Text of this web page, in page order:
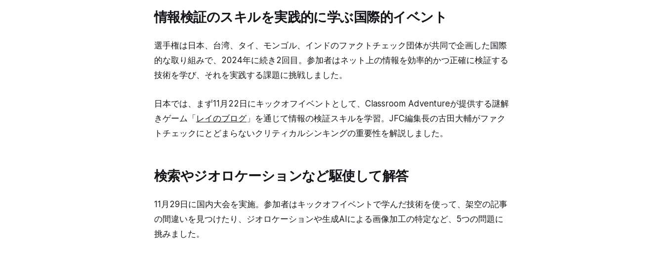
情報検証のスキルを実践的に学ぶ国際的イベント
選手権は日本、台湾、タイ、モンゴル、インドのファクトチェック団体が共同で企画した国際
的な取り組みで、2024年に続き2回目。参加者はネット上の情報を効率的かつ正確に検証する
技術を学び、それを実践する課題に挑戦しました。
日本では、まず11月22日にキックオフイベントとして、Classroom Adventureが提供する謎解
きゲーム「レイのブログ」を通じて情報の検証スキルを学習。JFC編集長の古田大輔がファク
トチェックにとどまらないクリティカルシンキングの重要性を解説しました。
検索やジオロケーションなど駆使して解答
11月29日に国内大会を実施。参加者はキックオフイベントで学んだ技術を使って、架空の記事
の間違いを見つけたり、ジオロケーションや生成AIによる画像加工の特定など、5つの問題に
挑みました。